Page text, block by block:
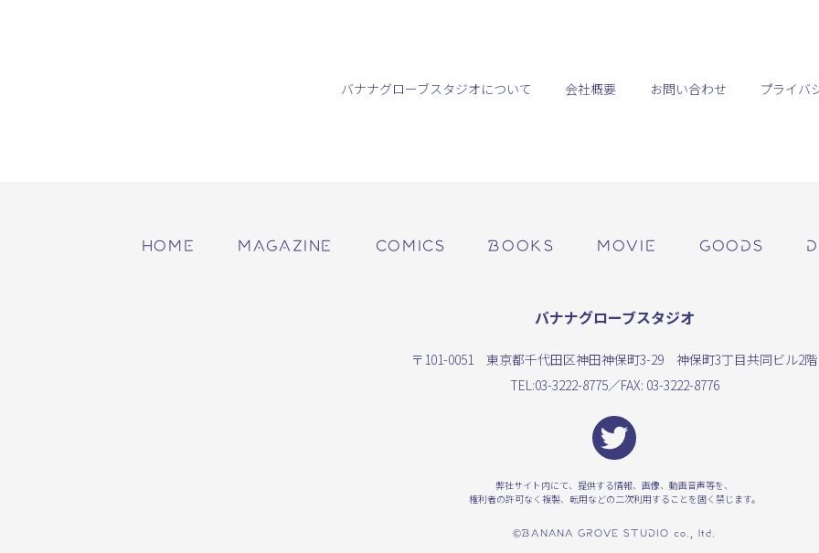
バナナグローブスタジオについて 会社概要 お問い合わせ プライバ
HOME MAGAZINE COMICS BOOKS MOVIE GOODS
バナナグローブスタジオ
〒101-0051 東京都千代田区神田神保町3-29 神保町3丁目共同ビル2階
TEL:03-3222-8775／FAX: 03-3222-8776
弊社サイト内にて、提供する情報、画像、動画音声等を、
権利者の許可なく複製、転用などの二次利用することを固く禁じます。
©BANANA GROVE STUDIO co., ltd.